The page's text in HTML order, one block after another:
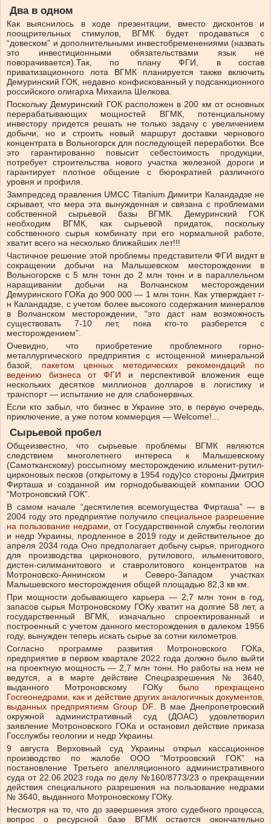
Два в одном
Как выяснилось в ходе презентации, вместо дисконтов и
поощрительных стимулов, ВГМК будет продаваться с
“довеском” и дополнительными инвестобременениями (назвать
это инвестиционными обязательствами язык не
поворачивается).Так, по плану ФГИ, в состав
приватизационного лота ВГМК планируется также включить
Демуринский ГОК, недавно конфискованный у подсанкционного
российского олигарха Михаила Шелкова.
Поскольку Демуринский ГОК расположен в 200 км от основных
перерабатывающих мощностей ВГМК, потенциальному
инвестору придется решать не только задачу с увеличением
добычи, но и строить новый маршрут доставки чернового
концентрата в Вольногорск для последующей переработки. Все
это гарантированно повысит себестоимость продукции,
потребует строительства нового участка железной дороги и
гарантирует плотное общение с бюрократией различного
уровня и профиля.
Зампредсед правления UMCC Titanium Димитри Каландадзе не
скрывает, что мера эта вынужденная и связана с проблемами
собственной сырьевой базы ВГМК. Демуринский ГОК
необходим ВГМК, как сырьевой придаток, поскольку
собственного сырья комбинату при его нормальной работе,
хватит всего на несколько ближайших лет!!!
Частичное решение этой проблемы представители ФГИ видят в
сокращении добычи на Малышевском месторождении в
Вольногорске с 5 млн тонн до 2 млн тонн и в параллельном
наращивании добычи на Волчанском месторождении
Демуринского ГОКа до 900 000 — 1 млн тонн. Как утверждает г-
н Каландадзе, с учетом более высокого содержания минералов
в Волчанском месторождении, “это даст нам возможность
существовать 7-10 лет, пока кто-то разберется с
месторождением”.
Очевидно, что приобретение проблемного горно-
металлургического предприятия с истощенной минеральной
базой, пакетом ценных методических рекомендаций по
ведению бизнеса от ФГИ и перспективой вложения еще
нескольких десятков миллионов долларов в логистику и
транспорт — испытание не для слабонервных.
Если кто забыл, что бизнес в Украине это, в первую очередь,
приключение, а уже потом коммерция — Welcome!...
Сырьевой пробел
Общеизвестно, что сырьевые проблемы ВГМК являются
следствием многолетнего интереса к Малышевскому
(Самотканскому) россыпному месторождению ильменит-рутил-
цирконовых песков (открытому в 1954 году)со стороны Дмитрия
Фирташа и созданной им горнодобывающей компании ООО
“Мотроновский ГОК”.
В самом начале “десятилетия всемогущества Фирташа” — в
2004 году это предприятие получило специальное разрешение
на пользование недрами , от Государственной службы геологии
и недр Украины, продленное в 2019 году и действительное до
апреля 2034 года Оно предполагает добычу сырья, пригодного
для производства цирконового, рутилового, ильменитового,
дистен-силиманитового и ставролитового концентратов на
Мотроновско-Аннинском и Северо-Западом участках
Малышевского месторождения общей площадью 82,3 кв км.
При мощности добывающего карьера — 2,7 млн тонн в год,
запасов сырья Мотроновскому ГОКу хватит на долгие 58 лет, а
государственный ВГМК, изначально спроектированный и
построенный с учетом данного месторождения в далеком 1956
году, вынужден теперь искать сырье за сотни километров.
Согласно программе развития Мотроновского ГОКа,
предприятие в первом квартале 2022 года должно было выйти
на проектную мощность — 2,7 млн тонн. Но работы на нем не
ведутся, а в марте действие Спецразрешения № 3640,
выданного Мотроновскому ГОКу было прекращено
Госгеонедрами, как и действие других аналогичных документов,
выданных предприятиям Group DF . В мае Днепропетровский
окружной административный суд (ДОАС) удовлетворил
заявление Мотроновского ГОКа и остановил действие приказа
Госслужбы геологии и недр Украины.
9 августа Верховный суд Украины открыл кассационное
производство по жалобе ООО “Мотроовский ГОК” на
постановление Третьего апелляционного административного
суда от 22.06.2023 года по делу №160/8773/23 о прекращении
действия специального разрешения на пользование недрами
№ 3640, выданного Мотроновскому ГОКу.
Несмотря на то, что до завершения этого судебного процесса,
вопрос о ресурсной базе ВГМК остается окончательно